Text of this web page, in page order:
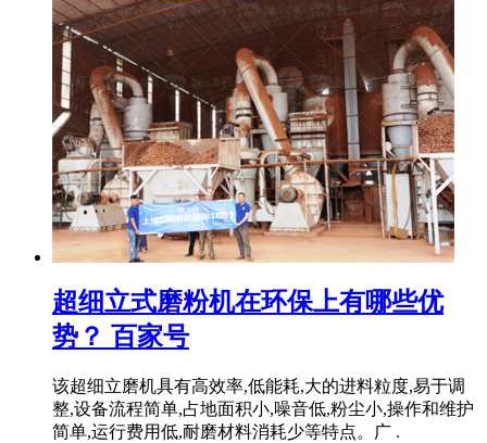
超细立式磨粉机在环保上有哪些优
势？ 百家号
该超细立磨机具有高效率,低能耗,大的进料粒度,易于调
整,设备流程简单,占地面积小,噪音低,粉尘小,操作和维护
简单,运行费用低,耐磨材料消耗少等特点。广 .